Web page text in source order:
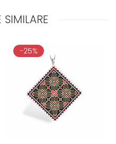
SIMILARE
-25%